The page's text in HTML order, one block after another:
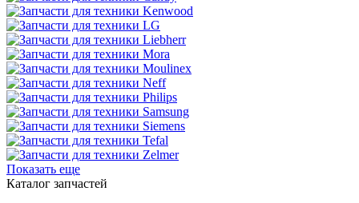
Показать еще
Каталог запчастей